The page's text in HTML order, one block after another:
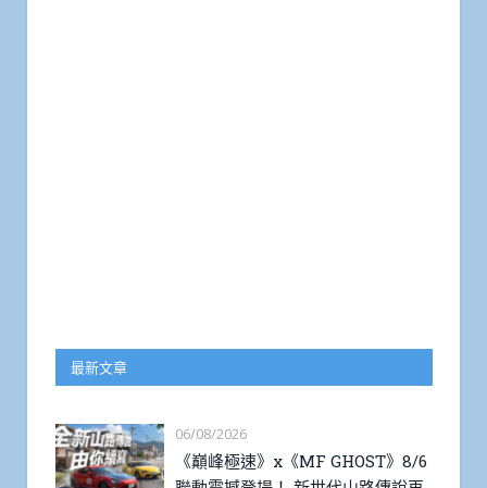
最新文章
06/08/2026
《巔峰極速》x《MF GHOST》8/6